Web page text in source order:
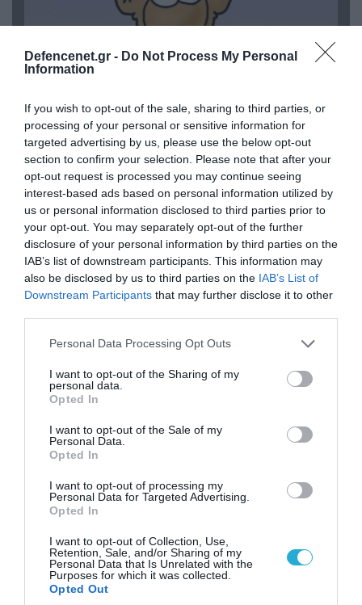
Defencenet.gr - Do Not Process My Personal
Information
If you wish to opt-out of the sale, sharing to third parties, or
processing of your personal or sensitive information for
targeted advertising by us, please use the below opt-out
section to confirm your selection. Please note that after your
opt-out request is processed you may continue seeing
interest-based ads based on personal information utilized by
us or personal information disclosed to third parties prior to
your opt-out. You may separately opt-out of the further
disclosure of your personal information by third parties on the
IAB’s list of downstream participants. This information may
also be disclosed by us to third parties on the IAB’s List of
Downstream Participants that may further disclose it to other
Please note that this website/app uses one or more Google
not limited to your visit or usage behaviour. You may click to
grant or deny consent to Google and its third-party tags to
use your data for below specified purposes in below Google
consent section.
Personal Data Processing Opt Outs
I want to opt-out of the Sharing of my
personal data.
Opted In
I want to opt-out of the Sale of my
Personal Data.
Opted In
I want to opt-out of processing my
Personal Data for Targeted Advertising.
Opted In
I want to opt-out of Collection, Use,
Retention, Sale, and/or Sharing of my
Personal Data that Is Unrelated with the
Purposes for which it was collected.
Opted Out
06.08.2026 | 09:03
«Οι εντελώς αθώοι»: Η ανάρτηση του Αρκά για
τα ζώα που χάθηκαν στις πυρκαγιές της
Αττικής (φωτο)
Αυτή την ώρα το τελευταίο «αντίο» στον πρώην
υπουργό Ι.Βαρβιτσιώτη (φωτο)